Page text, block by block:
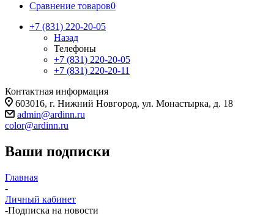
Сравнение товаров0
+7 (831) 220-20-05
Назад
Телефоны
+7 (831) 220-20-05
+7 (831) 220-20-11
Контактная информация
603016, г. Нижний Новгород, ул. Монастырка, д. 18
admin@ardinn.ru
color@ardinn.ru
Ваши подписки
Главная
-
Личный кабинет
-Подписка на новости